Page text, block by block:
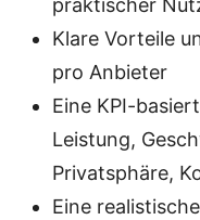
praktischer
Klare Vorteile
pro Anbieter
Eine KPI-
Leistung,
Privatsphäre,
Eine